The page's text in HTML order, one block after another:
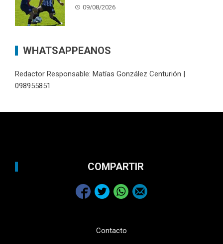
09/08/2026
WHATSAPPEANOS
Redactor Responsable: Matías González Centurión |
098955851
COMPARTIR
Contacto